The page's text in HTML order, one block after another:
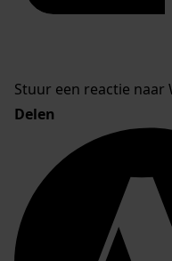
Stuur een reactie naar
Delen